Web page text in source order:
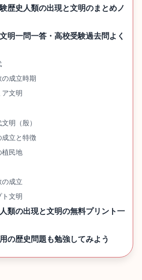
歴史人類の出現と文明のまとめノ
明一問一答・高校受験過去問よく
の成立時期
ア文明
明（殷）
成立と特徴
植民地
の成立
文明
類の出現と文明の無料プリント一
の歴史問題も勉強してみよう